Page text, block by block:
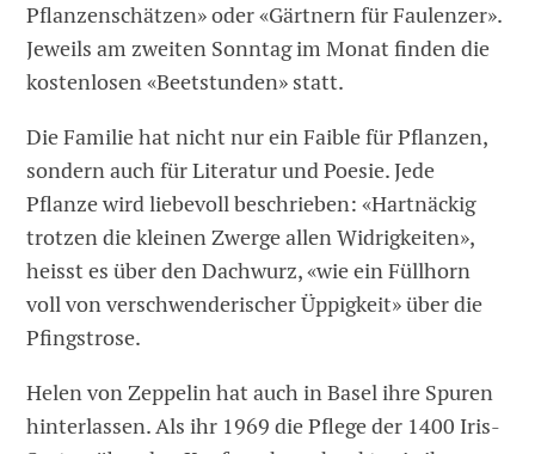
Pflanzenschätzen» oder «Gärtnern für Faulenzer».
Jeweils am zweiten Sonntag im Monat finden die
kostenlosen «Beetstunden» statt.
Die Familie hat nicht nur ein Faible für Pflanzen,
sondern auch für Literatur und Poesie. Jede
Pflanze wird liebevoll beschrieben: «Hartnäckig
trotzen die kleinen Zwerge allen Widrigkeiten»,
heisst es über den Dachwurz, «wie ein Füllhorn
voll von verschwenderischer Üppigkeit» über die
Pfingstrose.
Helen von Zeppelin hat auch in Basel ihre Spuren
hinterlassen. Als ihr 1969 die Pflege der 1400 Iris-